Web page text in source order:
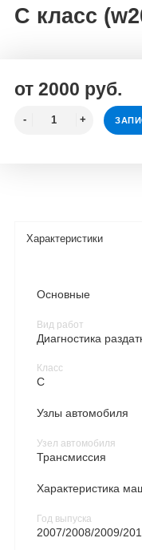
C класс
от 2000 руб.
Характеристики
Основные
Вид работ
Диагностика
Класс
C
Узлы автомобиля
Узел автомобиля
Трансмиссия
Характеристика
Год выпуска
2007/2008/2009/